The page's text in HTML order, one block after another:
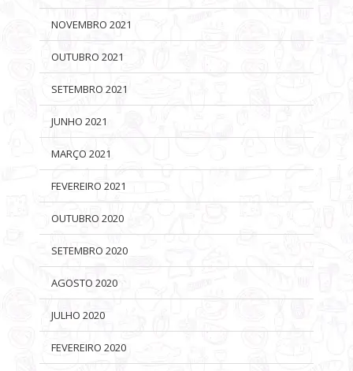
NOVEMBRO 2021
OUTUBRO 2021
SETEMBRO 2021
JUNHO 2021
MARÇO 2021
FEVEREIRO 2021
OUTUBRO 2020
SETEMBRO 2020
AGOSTO 2020
JULHO 2020
FEVEREIRO 2020